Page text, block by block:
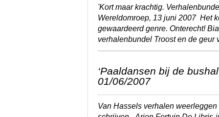
'Kort maar krachtig.
Wereldomroep, 13 juni 2007 Het
gewaardeerd genre. Onterecht!
verhalenbundel Troost en de geur
‘Paaldansen bij de
01/06/2007
Van Hassels verhalen